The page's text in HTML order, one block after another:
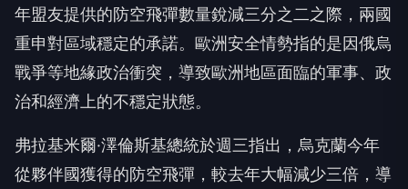
年盟友提供的防空飛彈數量銳減三分之二之際，兩國
重申對區域穩定的承諾。歐洲安全情勢指的是因俄烏
戰爭等地緣政治衝突，導致歐洲地區面臨的軍事、政
治和經濟上的不穩定狀態。
弗拉基米爾·澤倫斯基總統於週三指出，烏克蘭今年
從夥伴國獲得的防空飛彈，較去年大幅減少三倍，導